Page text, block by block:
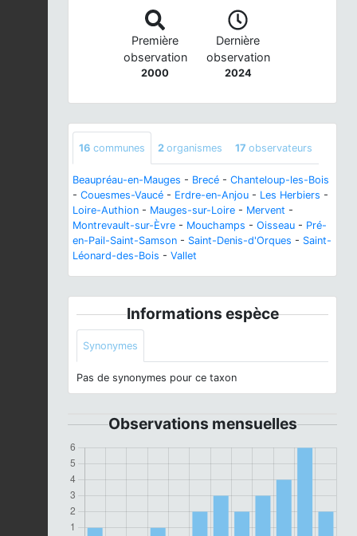
Première
observation
2000
Dernière
observation
2024
16 communes 2 organismes 17 observateurs
Beaupréau-en-Mauges - Brecé - Chanteloup-les-Bois
- Couesmes-Vaucé - Erdre-en-Anjou - Les Herbiers -
Loire-Authion - Mauges-sur-Loire - Mervent -
Montrevault-sur-Èvre - Mouchamps - Oisseau - Pré-
en-Pail-Saint-Samson - Saint-Denis-d'Orques - Saint-
Léonard-des-Bois - Vallet
Informations espèce
Synonymes
Pas de synonymes pour ce taxon
Observations mensuelles